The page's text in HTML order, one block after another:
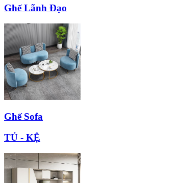
Ghế Lãnh Đạo
Ghế Sofa
TỦ - KỆ